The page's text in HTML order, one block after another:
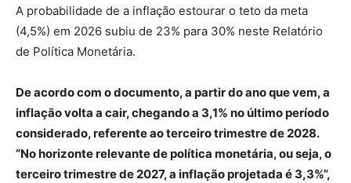
A probabilidade de a inflação estourar o teto da meta
(4,5%) em 2026 subiu de 23% para 30% neste Relatório
de Política Monetária.
De acordo com o documento, a partir do ano que vem, a
inflação volta a cair, chegando a 3,1% no último período
considerado, referente ao terceiro trimestre de 2028.
“No horizonte relevante de política monetária, ou seja, o
terceiro trimestre de 2027, a inflação projetada é 3,3%”,